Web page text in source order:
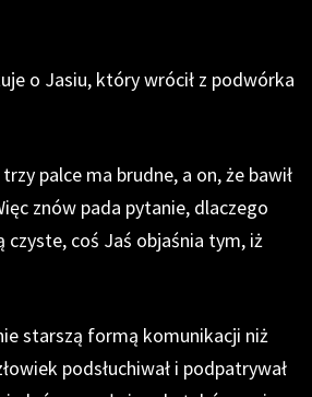
o Jasiu, który wrócił z podwórka
palce ma brudne, a on, że bawił
znów pada pytanie, dlaczego
czyste, coś Jaś objaśnia tym, iż
starszą formą komunikacji niż
podsłuchiwał i podpatrywał